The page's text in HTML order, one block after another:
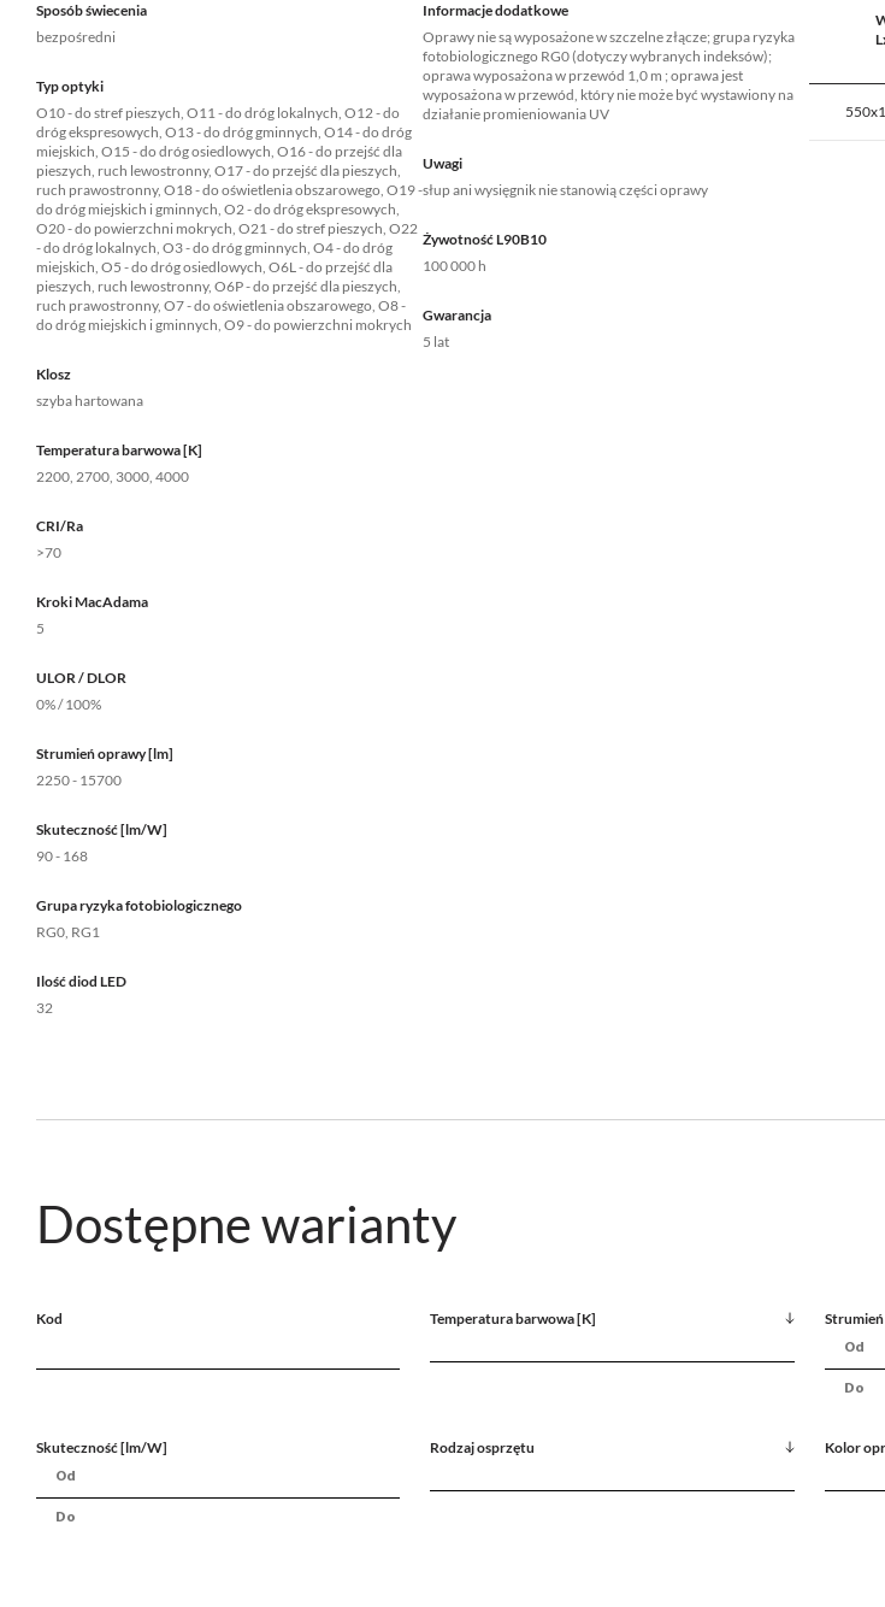
Sposób świecenia
bezpośredni
Typ optyki
O10 - do stref pieszych, O11 - do dróg lokalnych, O12 - do
dróg ekspresowych, O13 - do dróg gminnych, O14 - do dróg
miejskich, O15 - do dróg osiedlowych, O16 - do przejść dla
pieszych, ruch lewostronny, O17 - do przejść dla pieszych,
ruch prawostronny, O18 - do oświetlenia obszarowego, O19 -
do dróg miejskich i gminnych, O2 - do dróg ekspresowych,
O20 - do powierzchni mokrych, O21 - do stref pieszych, O22
- do dróg lokalnych, O3 - do dróg gminnych, O4 - do dróg
miejskich, O5 - do dróg osiedlowych, O6L - do przejść dla
pieszych, ruch lewostronny, O6P - do przejść dla pieszych,
ruch prawostronny, O7 - do oświetlenia obszarowego, O8 -
do dróg miejskich i gminnych, O9 - do powierzchni mokrych
Klosz
szyba hartowana
Temperatura barwowa [K]
2200, 2700, 3000, 4000
CRI/Ra
>70
Kroki MacAdama
5
ULOR / DLOR
0% / 100%
Strumień oprawy [lm]
2250 - 15700
Skuteczność [lm/W]
90 - 168
Grupa ryzyka fotobiologicznego
RG0, RG1
Ilość diod LED
32
Informacje dodatkowe
Oprawy nie są wyposażone w szczelne złącze; grupa ryzyka
fotobiologicznego RG0 (dotyczy wybranych indeksów);
oprawa wyposażona w przewód 1,0 m ; oprawa jest
wyposażona w przewód, który nie może być wystawiony na
działanie promieniowania UV
Uwagi
słup ani wysięgnik nie stanowią części oprawy
Żywotność L90B10
100 000 h
Gwarancja
5 lat
Dostępne warianty
Kod Temperatura barwowa [K]
Skuteczność [lm/W] Rodzaj osprzętu Kolor